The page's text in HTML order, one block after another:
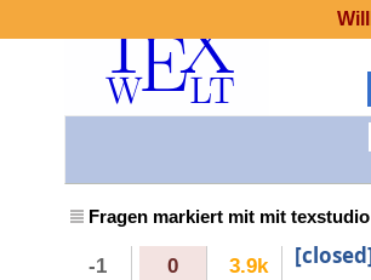
Fragen markiert mit mit texstudio
-1 0 3.9k